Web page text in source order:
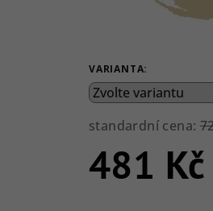
VARIANTA:
standardní cena:
481 Kč